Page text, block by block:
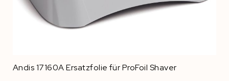
Andis 17160A Ersatzfolie für ProFoil Shaver